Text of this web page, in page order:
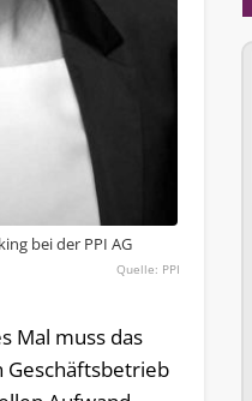
bei der PPI AG
PPI
Mal muss das
Geschäftsbetrieb